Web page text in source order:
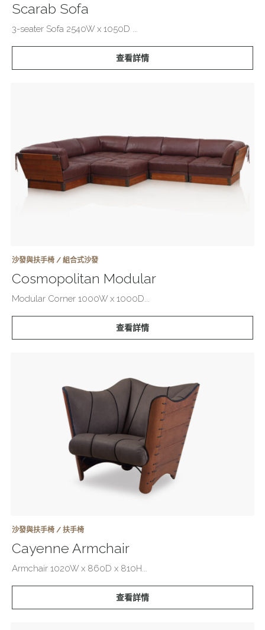
Scarab Sofa
3-seater Sofa 2540W x 1050D ...
查看詳情
沙發與扶手椅 / 組合式沙發
Cosmopolitan Modular
Modular Corner 1000W x 1000D...
查看詳情
沙發與扶手椅 / 扶手椅
Cayenne Armchair
Armchair 1020W x 860D x 810H...
查看詳情